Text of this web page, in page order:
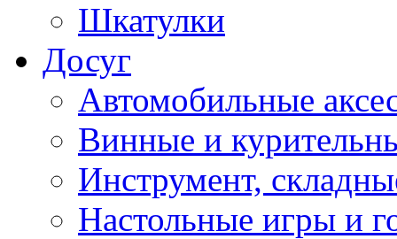
Шкатулки
Досуг
Автомобильные
Винные и
Инструмент,
Настольные игры и